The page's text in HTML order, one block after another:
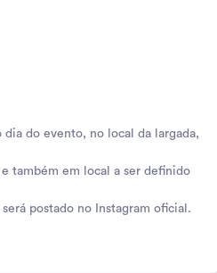
do evento, no local da largada,
também em local a ser definido
postado no Instagram oficial.